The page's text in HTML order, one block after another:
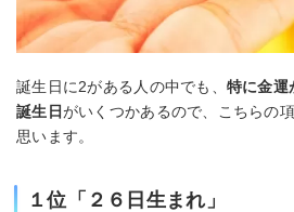
誕生日に2がある人の中でも、 特に金運
誕生日がいくつかあるので、こちらの
思います。
１位「２６日生まれ」